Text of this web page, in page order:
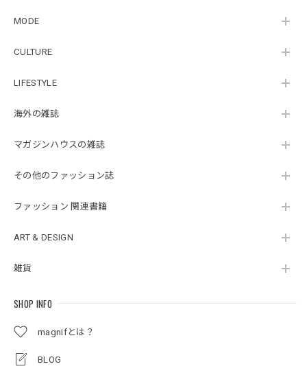
MODE
CULTURE
LIFESTYLE
海外の雑誌
マガジンハウスの雑誌
その他のファッション誌
ファッション 関連書籍
ART & DESIGN
雑貨
SHOP INFO
magnifとは？
BLOG